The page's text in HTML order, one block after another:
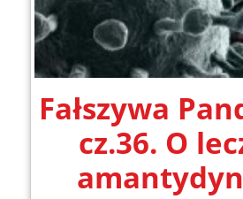
Fałszywa
cz.36. O